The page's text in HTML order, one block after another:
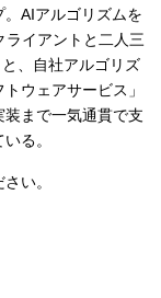
AIアルゴリズムを
ライアントと二人三
、自社アルゴリズ
ウェアサービス」
まで一気通貫で支
る。
い。